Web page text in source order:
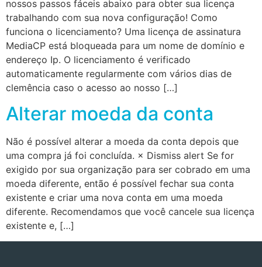
nossos passos fáceis abaixo para obter sua licença
trabalhando com sua nova configuração! Como
funciona o licenciamento? Uma licença de assinatura
MediaCP está bloqueada para um nome de domínio e
endereço Ip. O licenciamento é verificado
automaticamente regularmente com vários dias de
clemência caso o acesso ao nosso […]
Alterar moeda da conta
Não é possível alterar a moeda da conta depois que
uma compra já foi concluída. × Dismiss alert Se for
exigido por sua organização para ser cobrado em uma
moeda diferente, então é possível fechar sua conta
existente e criar uma nova conta em uma moeda
diferente. Recomendamos que você cancele sua licença
existente e, […]